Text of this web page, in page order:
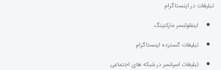
تبلیغات در اینستاگرام
اینفلوئنسر مارکتینگ
تبلیغات گسترده اینستاگرام
تبلیغات اسپانسر در شبکه های اجتماعی